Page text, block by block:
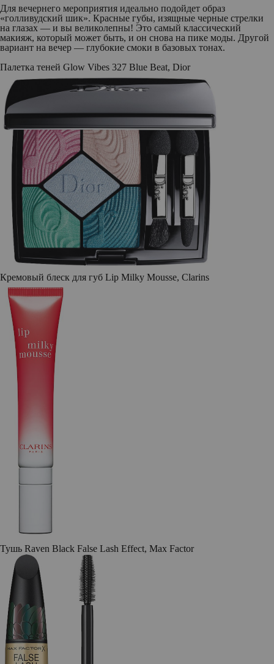
Для вечернего мероприятия идеально подойдет образ
«голливудский шик». Красные губы, изящные черные стрелки
на глазах — и вы великолепны! Это самый классический
макияж, который может быть, и он снова на пике моды. Другой
вариант на вечер — глубокие смоки в базовых тонах.
Палетка теней Glow Vibes 327 Blue Beat, Dior
Кремовый блеск для губ Lip Milky Mousse, Clarins
Тушь Raven Black False Lash Effect, Max Factor